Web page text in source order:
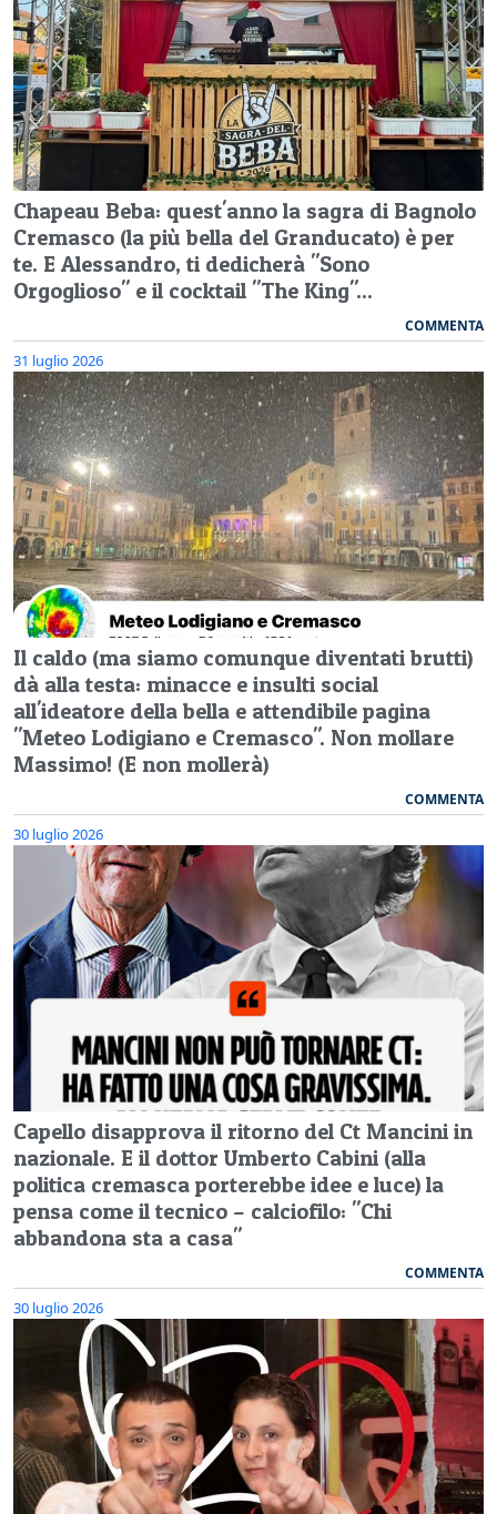
Chapeau Beba: quest'anno la sagra di Bagnolo
Cremasco (la più bella del Granducato) è per
te. E Alessandro, ti dedicherà "Sono
Orgoglioso" e il cocktail "The King"...
COMMENTA
31 luglio 2026
Il caldo (ma siamo comunque diventati brutti)
dà alla testa: minacce e insulti social
all'ideatore della bella e attendibile pagina
"Meteo Lodigiano e Cremasco". Non mollare
Massimo! (E non mollerà)
COMMENTA
30 luglio 2026
Capello disapprova il ritorno del Ct Mancini in
nazionale. E il dottor Umberto Cabini (alla
politica cremasca porterebbe idee e luce) la
pensa come il tecnico – calciofilo: "Chi
abbandona sta a casa"
COMMENTA
30 luglio 2026